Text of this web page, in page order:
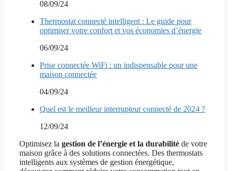
08/09/24
Thermostat connecté intelligent : Le guide pour
optimiser votre confort et vos économies d’énergie
06/09/24
Prise connectée WiFi : un indispensable pour une
maison connectée
04/09/24
Quel est le meilleur interrupteur connecté de 2024 ?
12/09/24
Optimisez la gestion de l’énergie et la durabilité de votre
maison grâce à des solutions connectées. Des thermostats
intelligents aux systèmes de gestion énergétique,